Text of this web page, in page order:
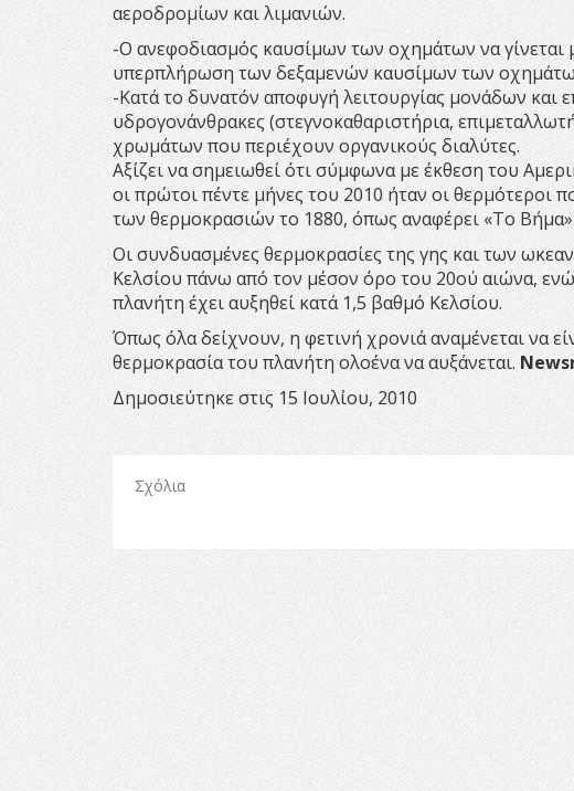
αεροδρομίων και λιμανιών.
-Ο ανεφοδιασμός καυσίμων των οχημάτων να γίνεται
υπερπλήρωση των δεξαμενών καυσίμων των
-Κατά το δυνατόν αποφυγή λειτουργίας μονάδων και
υδρογονάνθρακες (στεγνοκαθαριστήρια,
χρωμάτων που περιέχουν οργανικούς διαλύτες.
Αξίζει να σημειωθεί ότι σύμφωνα με έκθεση του
οι πρώτοι πέντε μήνες του 2010 ήταν οι θερμότεροι
των θερμοκρασιών το 1880, όπως αναφέρει «Το Βήμα».
Οι συνδυασμένες θερμοκρασίες της γης και των
Κελσίου πάνω από τον μέσον όρο του 20ού αιώνα,
πλανήτη έχει αυξηθεί κατά 1,5 βαθμό Κελσίου.
Όπως όλα δείχνουν, η φετινή χρονιά αναμένεται να
θερμοκρασία του πλανήτη ολοένα να αυξάνεται.
Δημοσιεύτηκε στις 15 Ιουλίου, 2010
Σχόλια